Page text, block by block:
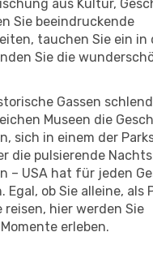
aus Kultur,
Sie beeindruckende
tauchen Sie ein in
Sie die
Gassen
Museen die
sich in einem der
die pulsierende
– USA hat für jeden
Egal, ob Sie alleine, als
reisen, hier werden Sie
erleben.